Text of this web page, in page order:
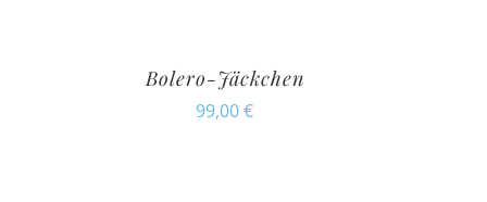
Bolero-Jäckchen
99,00€